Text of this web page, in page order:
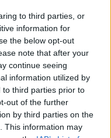
to third parties, or
information for
the below opt-out
note that after your
continue seeing
information utilized by
to third parties prior to
out of the further
by third parties on the
This information may